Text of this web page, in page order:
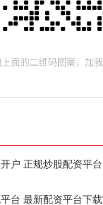
户 正规炒股配资平
台 最新配资平台下